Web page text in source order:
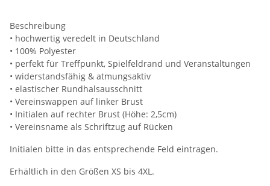
Beschreibung
• hochwertig veredelt in Deutschland
• 100% Polyester
• perfekt für Treffpunkt, Spielfeldrand und Veranstaltungen
• widerstandsfähig & atmungsaktiv
• elastischer Rundhalsausschnitt
• Vereinswappen auf linker Brust
• Initialen auf rechter Brust (Höhe: 2,5cm)
• Vereinsname als Schriftzug auf Rücken
Initialen bitte in das entsprechende Feld eintragen.
Erhältlich in den Größen XS bis 4XL.